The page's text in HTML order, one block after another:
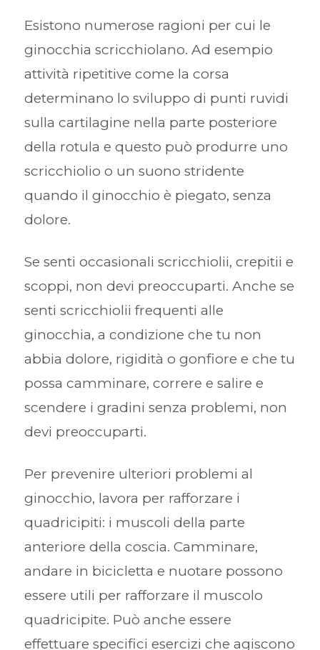
Esistono numerose ragioni per cui le
ginocchia scricchiolano. Ad esempio
attività ripetitive come la corsa
determinano lo sviluppo di punti ruvidi
sulla cartilagine nella parte posteriore
della rotula e questo può produrre uno
scricchiolio o un suono stridente
quando il ginocchio è piegato, senza
dolore.
Se senti occasionali scricchiolii, crepitii e
scoppi, non devi preoccuparti. Anche se
senti scricchiolii frequenti alle
ginocchia, a condizione che tu non
abbia dolore, rigidità o gonfiore e che tu
possa camminare, correre e salire e
scendere i gradini senza problemi, non
devi preoccuparti.
Per prevenire ulteriori problemi al
ginocchio, lavora per rafforzare i
quadricipiti: i muscoli della parte
anteriore della coscia. Camminare,
andare in bicicletta e nuotare possono
essere utili per rafforzare il muscolo
quadricipite. Può anche essere
effettuare specifici esercizi che agiscono